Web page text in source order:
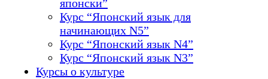
японски”
Курс “Японский язык для
начинающих N5”
Курс “Японский язык N4”
Курс “Японский язык N3”
Курсы о культуре